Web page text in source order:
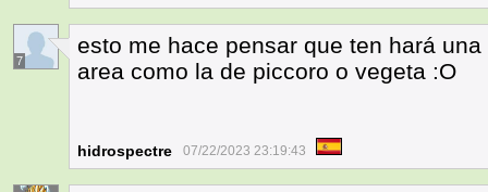
7
esto me hace pensar que ten hará
area como la de piccoro o vegeta :O
hidrospectre 07/22/2023 23:19:43